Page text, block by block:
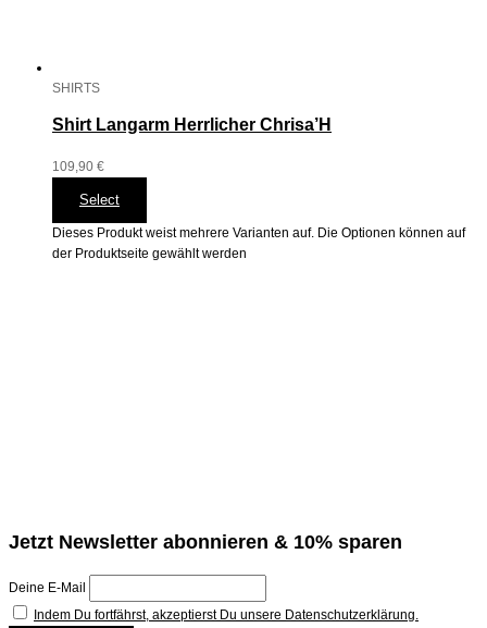
SHIRTS
Shirt Langarm Herrlicher Chrisa’H
109,90 €
Select
Dieses Produkt weist mehrere Varianten auf. Die Optionen können auf
der Produktseite gewählt werden
Jetzt Newsletter abonnieren & 10% sparen
Deine E-Mail
Indem Du fortfährst, akzeptierst Du unsere Datenschutzerklärung.